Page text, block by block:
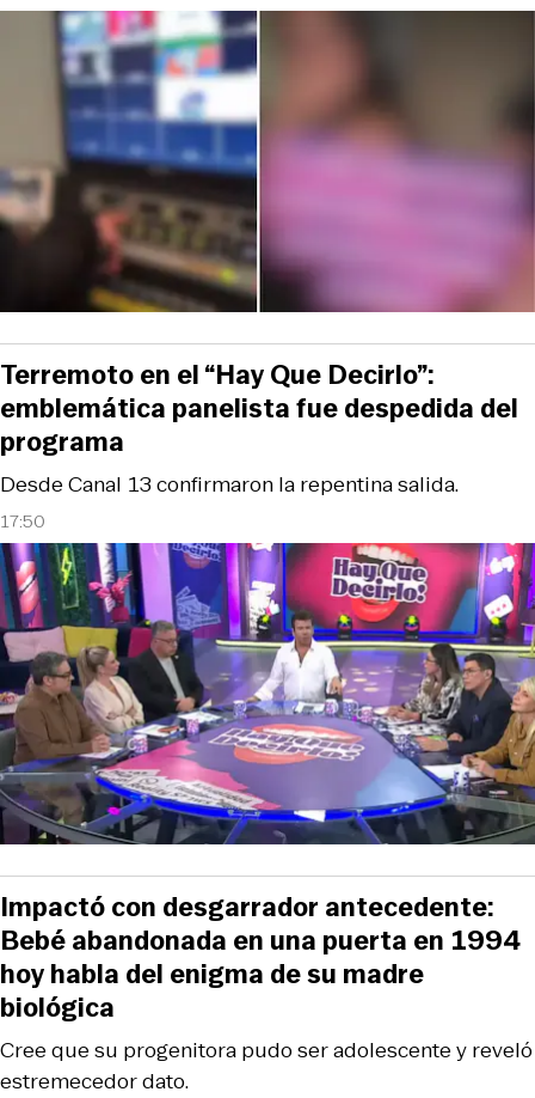
17:50
Desde Canal 13 confirmaron la repentina salida.
Terremoto en el “Hay Que Decirlo”:
emblemática panelista fue despedida del
programa
Cree que su progenitora pudo ser adolescente y reveló
estremecedor dato.
Impactó con desgarrador antecedente:
Bebé abandonada en una puerta en 1994
hoy habla del enigma de su madre
biológica